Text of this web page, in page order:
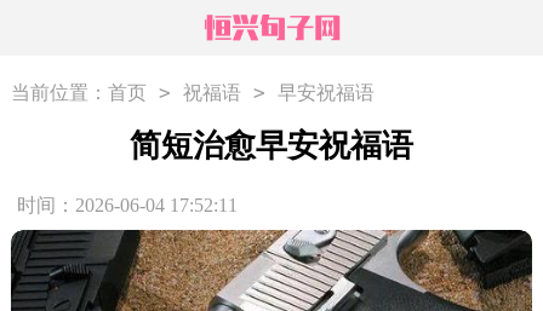
当前位置： 首页 > 祝福语 > 早安祝福语
简短治愈早安祝福语
时间：2026-06-04 17:52:11